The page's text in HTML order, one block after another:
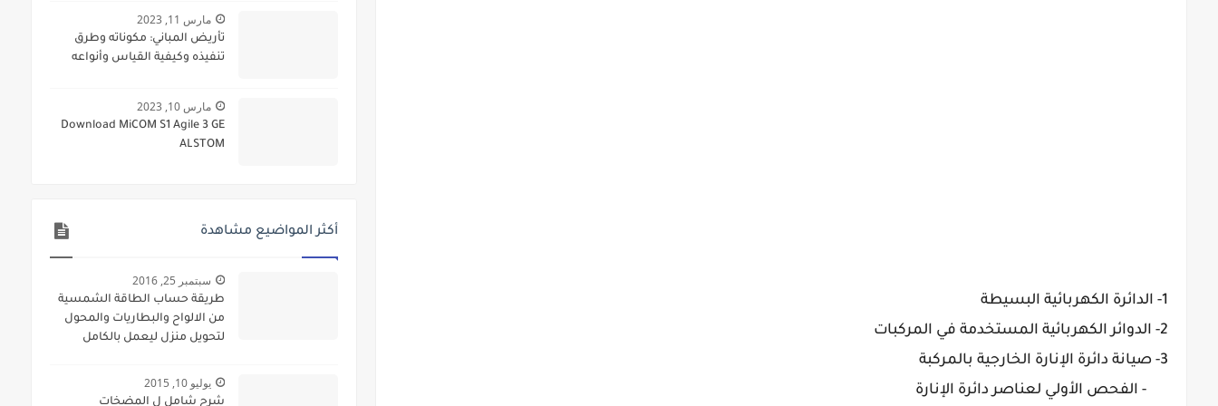
1- الدائرة الكهربائية البسيطة
2- الدوائر الكهربائية المستخدمة في المركبات
3- صيانة دائرة الإنارة الخارجية بالمركبة
- الفحص الأولي لعناصر دائرة الإنارة
مارس 11, 2023
تأريض المباني: مكوناته وطرق
تنفيذه وكيفية القياس وأنواعه
مارس 10, 2023
Download MiCOM S1 Agile 3 GE
ALSTOM
أكثر المواضيع مشاهدة
سبتمبر 25, 2016
طريقة حساب الطاقة الشمسية
من الالواح والبطاريات والمحول
لتحويل منزل ليعمل بالكامل
يوليو 10, 2015
شرح شامل ل المضخات